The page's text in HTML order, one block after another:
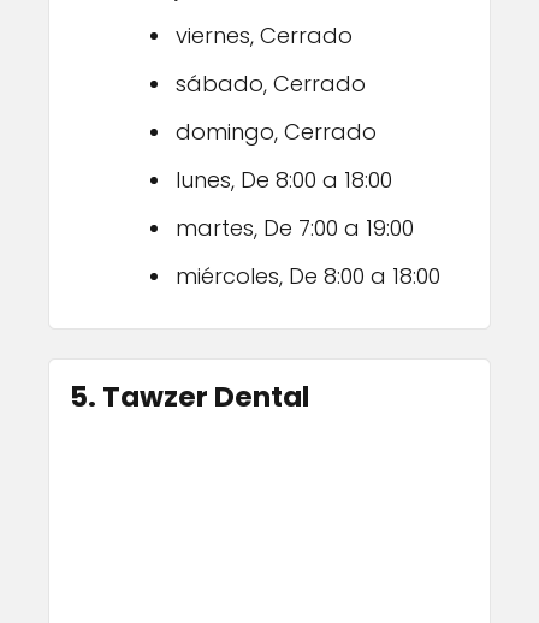
viernes, Cerrado
sábado, Cerrado
domingo, Cerrado
lunes, De 8:00 a 18:00
martes, De 7:00 a 19:00
miércoles, De 8:00 a 18:00
5. Tawzer Dental